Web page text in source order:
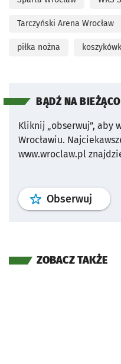
Tarczyński Arena Wrocław
piłka nożna
BĄDŹ NA
Kliknij „obserwuj”, aby
Wrocławiu.
www.wroclaw.pl
Obserwuj profil
ZOBACZ TAKŻE